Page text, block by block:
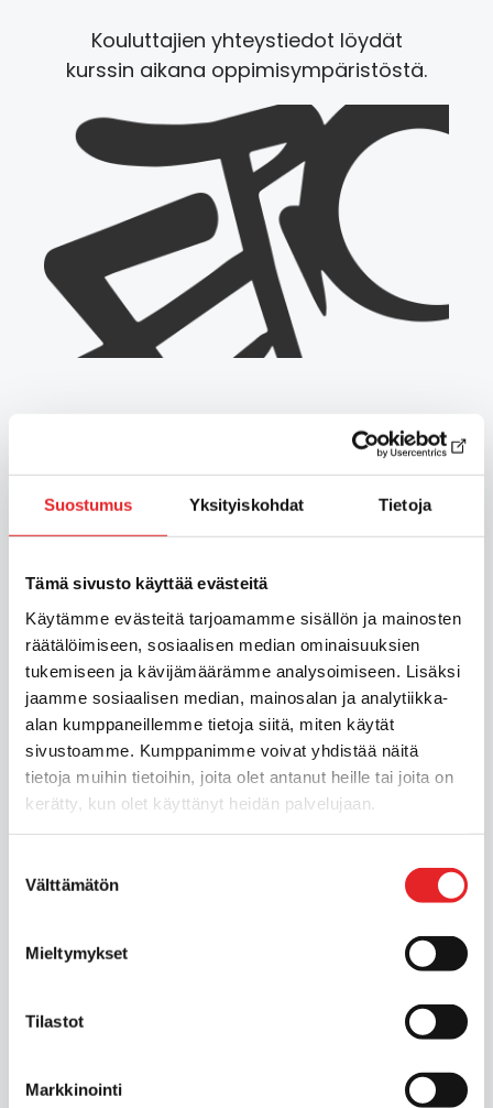
Suostumus Yksityiskohdat Tietoja
Tämä sivusto käyttää evästeitä
Käytämme evästeitä tarjoamamme sisällön ja mainosten
räätälöimiseen, sosiaalisen median ominaisuuksien
tukemiseen ja kävijämäärämme analysoimiseen. Lisäksi
jaamme sosiaalisen median, mainosalan ja analytiikka-
alan kumppaneillemme tietoja siitä, miten käytät
sivustoamme. Kumppanimme voivat yhdistää näitä
tietoja muihin tietoihin, joita olet antanut heille tai joita on
kerätty, kun olet käyttänyt heidän palvelujaan.
valinta
Välttämätön
Mieltymykset
Tilastot
Markkinointi
Kouluttajien yhteystiedot löydät
kurssin aikana oppimisympäristöstä.
Mohan Rezaei